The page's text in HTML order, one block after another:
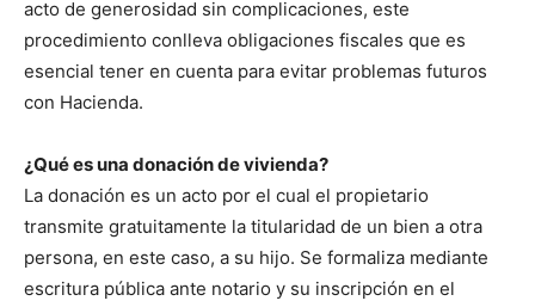
acto de generosidad sin complicaciones, este
procedimiento conlleva obligaciones fiscales que es
esencial tener en cuenta para evitar problemas futuros
con Hacienda.
¿Qué es una donación de vivienda?
La donación es un acto por el cual el propietario
transmite gratuitamente la titularidad de un bien a otra
persona, en este caso, a su hijo. Se formaliza mediante
escritura pública ante notario y su inscripción en el